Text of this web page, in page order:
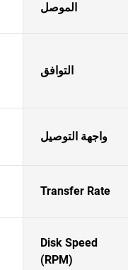
الموصل
التوافق
واجهة التوصيل
Transfer Rate
Disk Speed
(RPM)